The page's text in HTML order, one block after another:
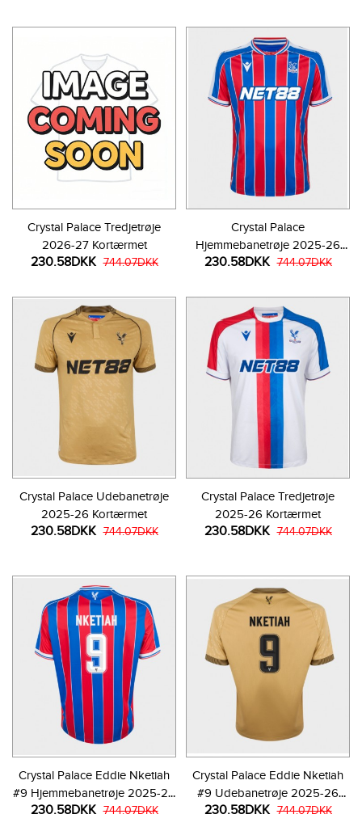
Crystal Palace Tredjetrøje
2026-27 Kortærmet
230.58DKK 744.07DKK
Crystal Palace
Hjemmebanetrøje 2025-26
Kortærmet
230.58DKK 744.07DKK
Crystal Palace Udebanetrøje
2025-26 Kortærmet
230.58DKK 744.07DKK
Crystal Palace Tredjetrøje
2025-26 Kortærmet
230.58DKK 744.07DKK
Crystal Palace Eddie Nketiah
#9 Hjemmebanetrøje 2025-26
Kortærmet
230.58DKK 744.07DKK
Crystal Palace Eddie Nketiah
#9 Udebanetrøje 2025-26
Kortærmet
230.58DKK 744.07DKK